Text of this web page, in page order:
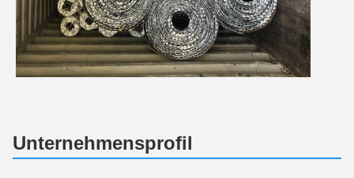
Unternehmensprofil